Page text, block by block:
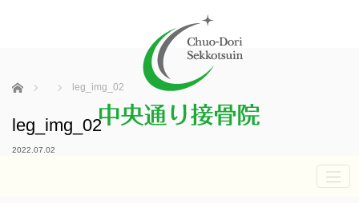
ホーム leg_img_02
leg_img_02
2022.07.02